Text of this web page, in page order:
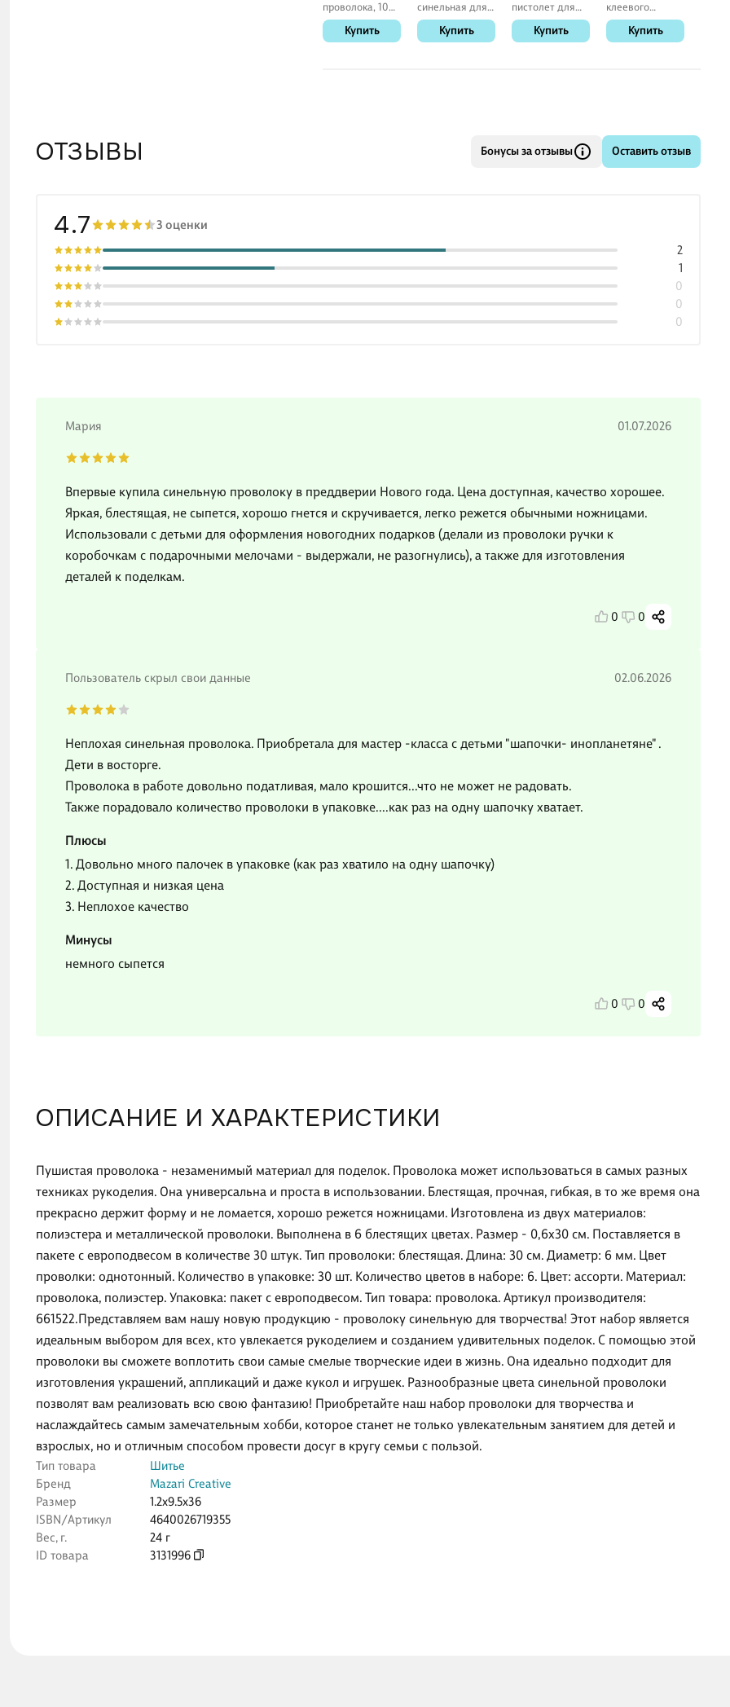
проволока, 10
цветов, 30 см,
50 штук в
Купить
синельная для
творчества
"Пушистая", 6
Купить
пистолет для
декорирования
20W, для
Купить
клеевого
пистолета,
d=7мм*18см, 7
Купить
ОПИСАНИЕ И ХАРАКТЕРИСТИКИ
Пушистая проволока - незаменимый материал для поделок. Проволока может использоваться в самых разных
техниках рукоделия. Она универсальна и проста в использовании. Блестящая, прочная, гибкая, в то же время она
прекрасно держит форму и не ломается, хорошо режется ножницами. Изготовлена из двух материалов:
полиэстера и металлической проволоки. Выполнена в 6 блестящих цветах. Размер - 0,6х30 см. Поставляется в
пакете с европодвесом в количестве 30 штук. Тип проволоки: блестящая. Длина: 30 см. Диаметр: 6 мм. Цвет
проволки: однотонный. Количество в упаковке: 30 шт. Количество цветов в наборе: 6. Цвет: ассорти. Материал:
проволока, полиэстер. Упаковка: пакет с европодвесом. Тип товара: проволока. Артикул производителя:
661522.Представляем вам нашу новую продукцию - проволоку синельную для творчества! Этот набор является
идеальным выбором для всех, кто увлекается рукоделием и созданием удивительных поделок. С помощью этой
проволоки вы сможете воплотить свои самые смелые творческие идеи в жизнь. Она идеально подходит для
изготовления украшений, аппликаций и даже кукол и игрушек. Разнообразные цвета синельной проволоки
позволят вам реализовать всю свою фантазию! Приобретайте наш набор проволоки для творчества и
наслаждайтесь самым замечательным хобби, которое станет не только увлекательным занятием для детей и
взрослых, но и отличным способом провести досуг в кругу семьи с пользой.
Тип товара
Шитье
Бренд
Mazari Creative
Размер
1.2x9.5x36
ISBN/Артикул
4640026719355
Вес, г.
24 г
ID товара
3131996
ОТЗЫВЫ Бонусы за отзывы Оставить отзыв
4.7 3 оценки
0
0
0
1
2
Мария 01.07.2026
Впервые купила синельную проволоку в преддверии Нового года. Цена доступная, качество хорошее.
Яркая, блестящая, не сыпется, хорошо гнется и скручивается, легко режется обычными ножницами.
Использовали с детьми для оформления новогодних подарков (делали из проволоки ручки к
коробочкам с подарочными мелочами - выдержали, не разогнулись), а также для изготовления
деталей к поделкам.
0 0
Пользователь скрыл свои данные 02.06.2026
Неплохая синельная проволока. Приобретала для мастер -класса с детьми "шапочки- инопланетяне" .
Дети в восторге.
Проволока в работе довольно податливая, мало крошится...что не может не радовать.
Также порадовало количество проволоки в упаковке....как раз на одну шапочку хватает.
Плюсы
1. Довольно много палочек в упаковке (как раз хватило на одну шапочку)
2. Доступная и низкая цена
3. Неплохое качество
Минусы
немного сыпется
0 0